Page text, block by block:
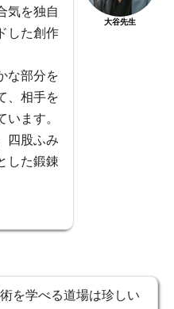
気を独自
した創作
な部分を
、相手を
います。
四股ふみ
した鍛錬
大谷先生
を学べる道場は珍しい